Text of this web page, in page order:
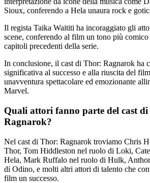
Sioux, conferendo a Hela unaura rock e
Il regista Taika Waititi ha incoraggiato gli
scene, conferendo al film un tono più comico
capitoli precedenti della serie.
In conclusione, il cast di Thor: Ragnarok ha
significativa al successo e alla riuscita del
unavventura spettacolare ed emozionante
Marvel.
Quali attori fanno parte del cast
Ragnarok?
Nel cast di Thor: Ragnarok troviamo Chris
Thor, Tom Hiddleston nel ruolo di Loki,
Hela, Mark Ruffalo nel ruolo di Hulk,
di Odino, e molti altri attori di talento che
film un successo.